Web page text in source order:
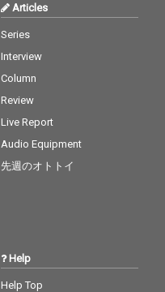
Articles
Series
Interview
Column
Review
Live Report
Audio Equipment
先週のオトトイ
Help
Help Top